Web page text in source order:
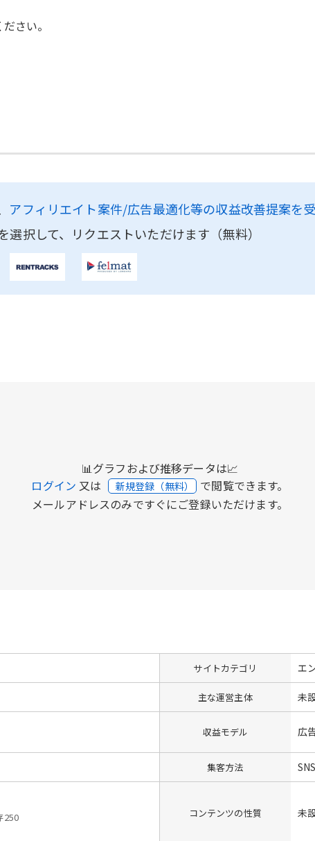
さい。
アフィリエイト案件/広告最適化等の収益改善提案を
択して、リクエストいただけます（無料）
📊グラフおよび推移データは📈
ログイン 又は 新規登録（無料） で閲覧できます。
メールアドレスのみですぐにご登録いただけます。
サイトカテゴリ エ
主な運営主体 未
収益モデル 広
集客方法 SNS
250
コンテンツの性質 未